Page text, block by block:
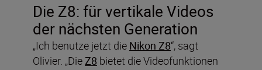
Die Z8: für vertikale Videos
der nächsten Generation
„Ich benutze jetzt die Nikon Z8“, sagt
Olivier. „Die Z8 bietet die Videofunktionen